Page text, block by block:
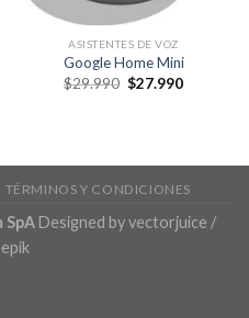
ASISTENTES DE VOZ
Google Home Mini
$29.990 $27.990
TÉRMINOS Y CONDICIONES
SpA Designed by vectorjuice /